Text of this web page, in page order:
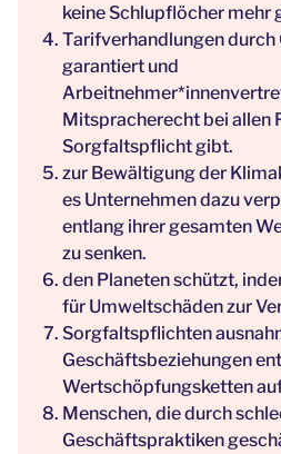
keine Schlupflöcher mehr
Tarifverhandlungen
garantiert und
Mitspracherecht bei allen
Sorgfaltspflicht gibt.
zur Bewältigung der
es Unternehmen dazu
entlang ihrer gesamten
zu senken.
den Planeten schützt,
für Umweltschäden zur
Sorgfaltspflichten
Geschäftsbeziehungen
Wertschöpfungsketten
Menschen, die durch
Geschäftspraktiken